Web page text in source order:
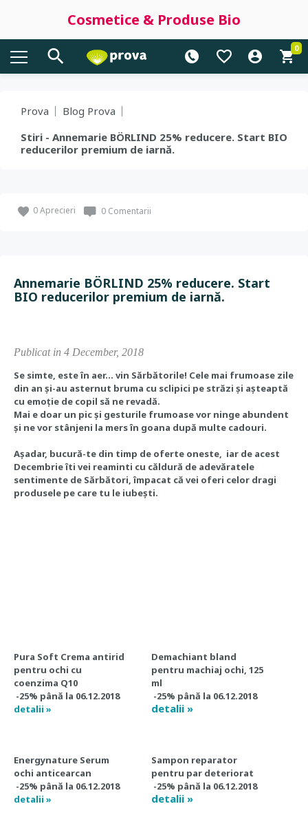
Cosmetice & Produse Bio
0
Prova
Blog Prova
Stiri - Annemarie BÖRLIND 25% reducere. Start BIO
reducerilor premium de iarnă.
0Aprecieri 0 Comentarii
Annemarie BÖRLIND 25% reducere. Start
BIO reducerilor premium de iarnă.
Publicat in 4 December, 2018
Se simte, este în aer... vin Sărbătorile! Cele mai frumoase zile
din an și-au asternut bruma cu sclipici pe străzi și așteaptă
cu emoție de copil să ne revadă.
Mai e doar un pic și gesturile frumoase vor ninge abundent
și ne vor stânjeni la mers în goana după multe cadouri.
Așadar, bucură-te din timp de oferte oneste, iar de acest
Decembrie îti vei reaminti cu căldură de adevăratele
sentimente de Sărbători, împacat că vei oferi celor dragi
produsele pe care tu le iubești.
Pura Soft Crema antirid
pentru ochi cu
coenzima Q10
-25% până la 06.12.2018
detalii »
Energynature Serum
ochi anticearcan
-25% până la 06.12.2018
detalii »
Demachiant bland
pentru machiaj ochi, 125
ml
-25% până la 06.12.2018
detalii »
Sampon reparator
pentru par deteriorat
-25% până la 06.12.2018
detalii »